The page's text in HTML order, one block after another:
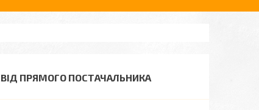
ВІД ПРЯМОГО ПОСТАЧАЛЬНИКА